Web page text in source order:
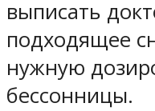
выписать
подходящее
нужную
бессонницы.